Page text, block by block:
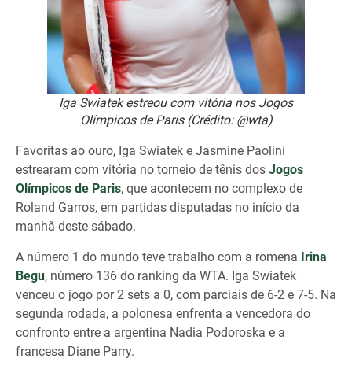
Iga Swiatek estreou com vitória nos Jogos
Olímpicos de Paris (Crédito: @wta)
Favoritas ao ouro, Iga Swiatek e Jasmine Paolini
estrearam com vitória no torneio de tênis dos Jogos
Olímpicos de Paris, que acontecem no complexo de
Roland Garros, em partidas disputadas no início da
manhã deste sábado.
A número 1 do mundo teve trabalho com a romena Irina
Begu, número 136 do ranking da WTA. Iga Swiatek
venceu o jogo por 2 sets a 0, com parciais de 6-2 e 7-5. Na
segunda rodada, a polonesa enfrenta a vencedora do
confronto entre a argentina Nadia Podoroska e a
francesa Diane Parry.